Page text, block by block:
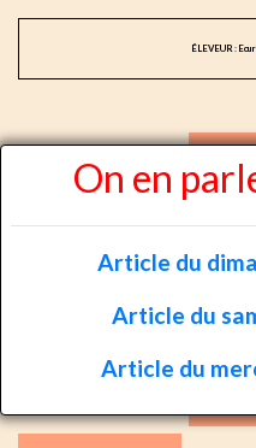
On en
Article du
Article du
Article du
ÉLEVEUR :